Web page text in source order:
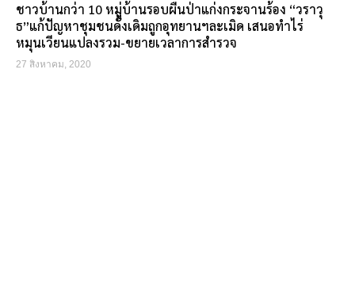
ชาวบ้านกว่า 10 หมู่บ้านรอบผืนป่าแก่งกระจานร้อง “วราวุ
ธ”แก้ปัญหาชุมชนดั้งเดิมถูกอุทยานฯละเมิด เสนอทำไร่
หมุนเวียนแปลงรวม-ขยายเวลาการสำรวจ
27 สิงหาคม, 2020